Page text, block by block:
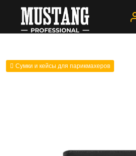
Сумки и кейсы для парикмахеров